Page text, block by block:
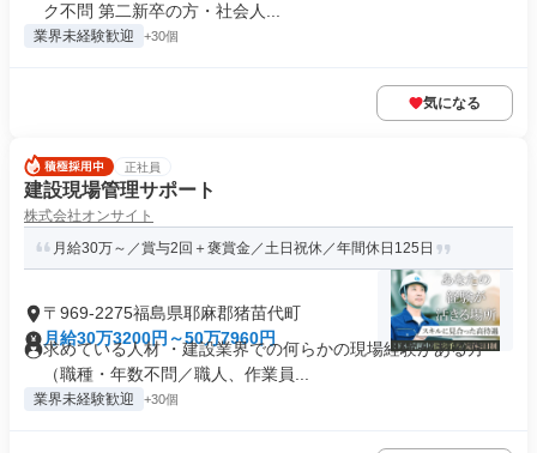
ク不問 第二新卒の方・社会人...
業界未経験歓迎 +30個
気になる
正社員
建設現場管理サポート
株式会社オンサイト
月給30万～／賞与2回＋褒賞金／土日祝休／年間休日125日
〒969-2275福島県耶麻郡猪苗代町
月給30万3200円～50万7960円
求めている人材 ・建設業界での何らかの現場経験がある方
（職種・年数不問／職人、作業員...
業界未経験歓迎 +30個